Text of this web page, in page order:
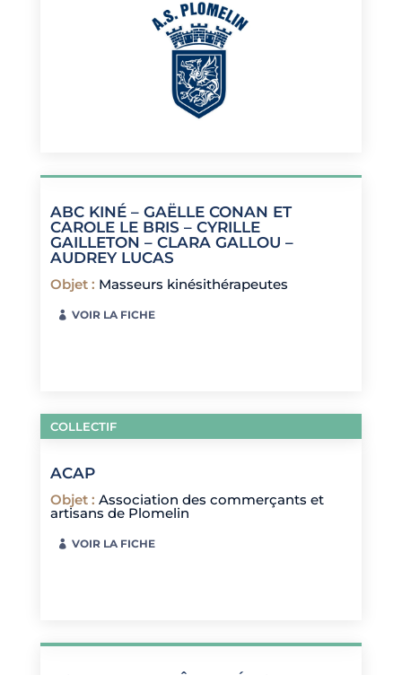
ABC KINÉ – GAËLLE CONAN ET
CAROLE LE BRIS – CYRILLE
GAILLETON – CLARA GALLOU –
AUDREY LUCAS
Objet : Masseurs kinésithérapeutes
VOIR LA FICHE
COLLECTIF
ACAP
Objet : Association des commerçants et
artisans de Plomelin
VOIR LA FICHE